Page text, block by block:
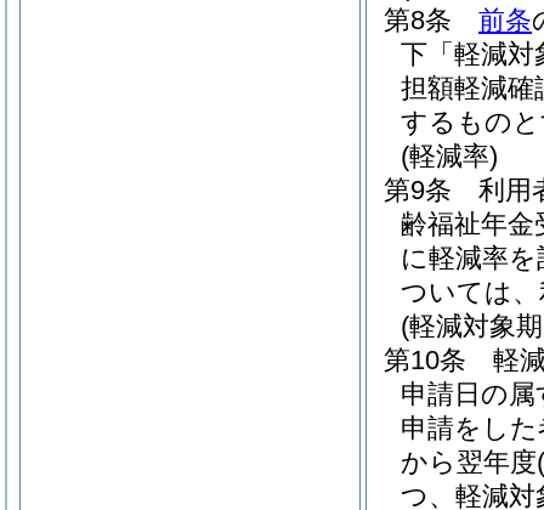
第8条
前条
下「軽減対
担額軽減確
するもの
(軽減率)
第9条
利用
齢福祉年金
に軽減率
ついては
(軽減対象
第10条
軽
申請日の
申請をし
から翌年度
つ、軽減対